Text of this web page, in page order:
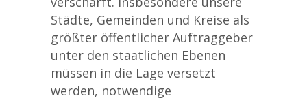
Städte, Gemeinden und Kreise als
größter öffentlicher Auftraggeber
unter den staatlichen Ebenen
müssen in die Lage versetzt
werden, notwendige